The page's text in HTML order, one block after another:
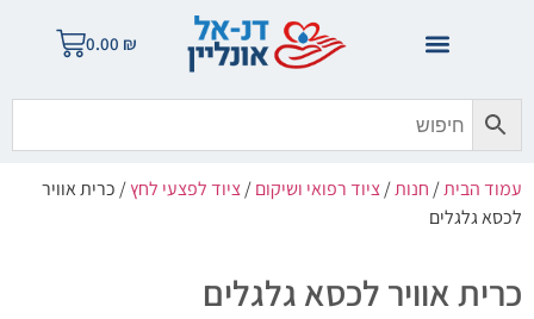
0.00 ₪
עמוד הבית/חנות/ציוד רפואי ושיקום/ציוד לפצעי לחץ/ כרית אוויר
לכסא גלגלים
כרית אוויר לכסא גלגלים